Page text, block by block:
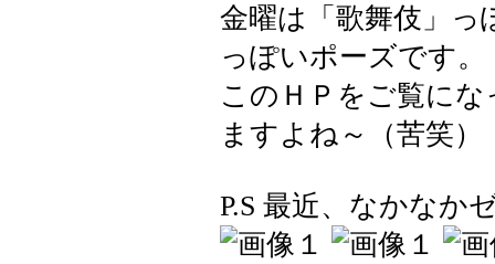
金曜は「歌舞伎」
っぽいポーズです。
このＨＰをご覧に
ますよね～（苦笑）
P.S 最近、なかなか